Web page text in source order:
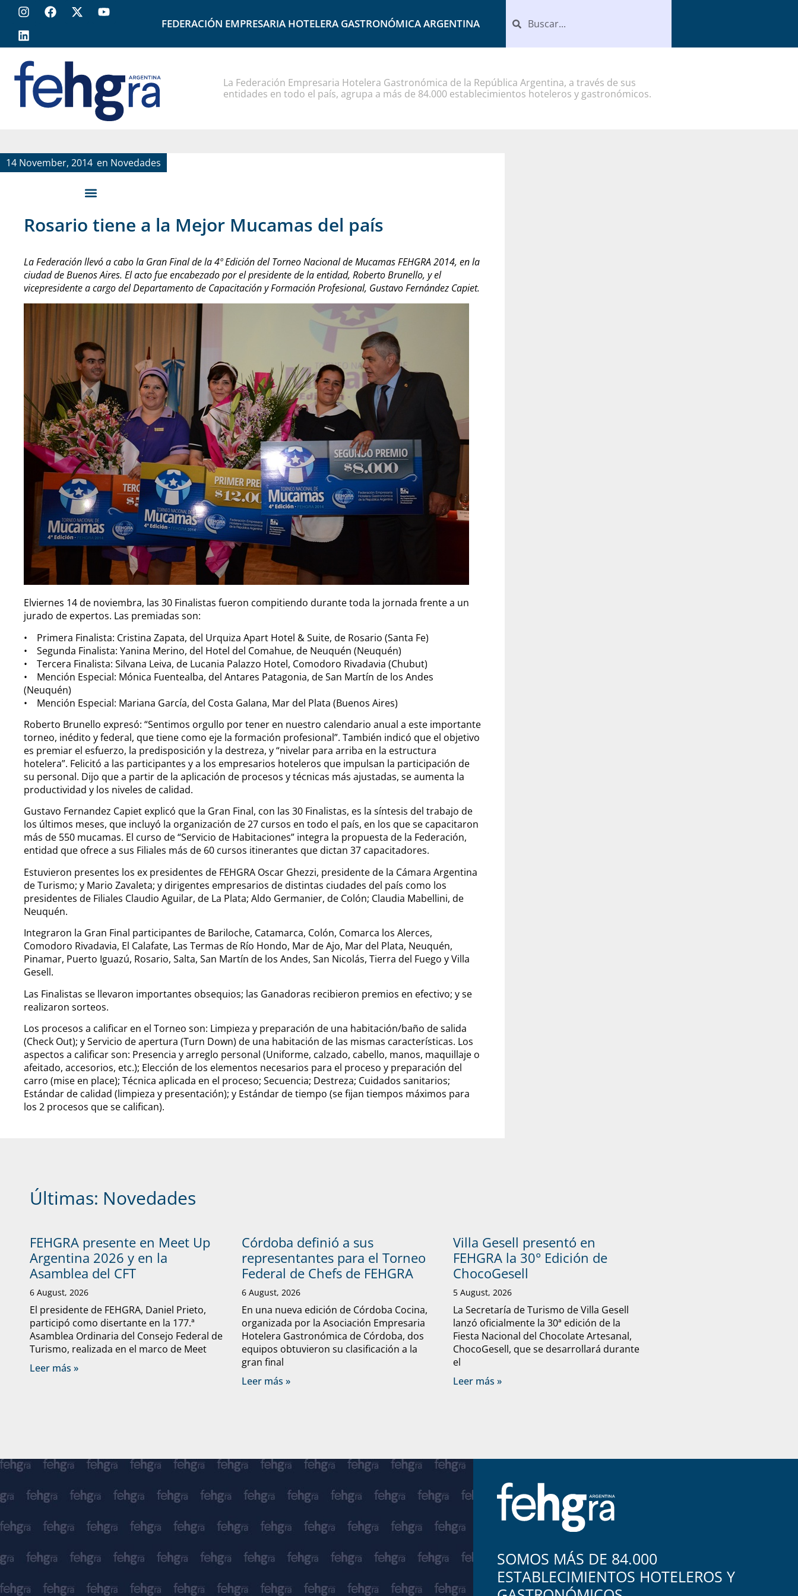
FEDERACIÓN EMPRESARIA HOTELERA GASTRONÓMICA ARGENTINA
La Federación Empresaria Hotelera Gastronómica de la República Argentina, a través de sus
entidades en todo el país, agrupa a más de 84.000 establecimientos hoteleros y gastronómicos.
14 November, 2014 en Novedades
Rosario tiene a la Mejor Mucamas del país
La Federación llevó a cabo la Gran Final de la 4º Edición del Torneo Nacional de Mucamas FEHGRA 2014, en la
ciudad de Buenos Aires. El acto fue encabezado por el presidente de la entidad, Roberto Brunello, y el
vicepresidente a cargo del Departamento de Capacitación y Formación Profesional, Gustavo Fernández Capiet.
Elviernes 14 de noviembra, las 30 Finalistas fueron compitiendo durante toda la jornada frente a un
jurado de expertos. Las premiadas son:
• Primera Finalista: Cristina Zapata, del Urquiza Apart Hotel & Suite, de Rosario (Santa Fe)
• Segunda Finalista: Yanina Merino, del Hotel del Comahue, de Neuquén (Neuquén)
• Tercera Finalista: Silvana Leiva, de Lucania Palazzo Hotel, Comodoro Rivadavia (Chubut)
• Mención Especial: Mónica Fuentealba, del Antares Patagonia, de San Martín de los Andes
(Neuquén)
• Mención Especial: Mariana García, del Costa Galana, Mar del Plata (Buenos Aires)
Roberto Brunello expresó: “Sentimos orgullo por tener en nuestro calendario anual a este importante
torneo, inédito y federal, que tiene como eje la formación profesional”. También indicó que el objetivo
es premiar el esfuerzo, la predisposición y la destreza, y “nivelar para arriba en la estructura
hotelera”. Felicitó a las participantes y a los empresarios hoteleros que impulsan la participación de
su personal. Dijo que a partir de la aplicación de procesos y técnicas más ajustadas, se aumenta la
productividad y los niveles de calidad.
Gustavo Fernandez Capiet explicó que la Gran Final, con las 30 Finalistas, es la síntesis del trabajo de
los últimos meses, que incluyó la organización de 27 cursos en todo el país, en los que se capacitaron
más de 550 mucamas. El curso de “Servicio de Habitaciones” integra la propuesta de la Federación,
entidad que ofrece a sus Filiales más de 60 cursos itinerantes que dictan 37 capacitadores.
Estuvieron presentes los ex presidentes de FEHGRA Oscar Ghezzi, presidente de la Cámara Argentina
de Turismo; y Mario Zavaleta; y dirigentes empresarios de distintas ciudades del país como los
presidentes de Filiales Claudio Aguilar, de La Plata; Aldo Germanier, de Colón; Claudia Mabellini, de
Neuquén.
Integraron la Gran Final participantes de Bariloche, Catamarca, Colón, Comarca los Alerces,
Comodoro Rivadavia, El Calafate, Las Termas de Río Hondo, Mar de Ajo, Mar del Plata, Neuquén,
Pinamar, Puerto Iguazú, Rosario, Salta, San Martín de los Andes, San Nicolás, Tierra del Fuego y Villa
Gesell.
Las Finalistas se llevaron importantes obsequios; las Ganadoras recibieron premios en efectivo; y se
realizaron sorteos.
Los procesos a calificar en el Torneo son: Limpieza y preparación de una habitación/baño de salida
(Check Out); y Servicio de apertura (Turn Down) de una habitación de las mismas características. Los
aspectos a calificar son: Presencia y arreglo personal (Uniforme, calzado, cabello, manos, maquillaje o
afeitado, accesorios, etc.); Elección de los elementos necesarios para el proceso y preparación del
carro (mise en place); Técnica aplicada en el proceso; Secuencia; Destreza; Cuidados sanitarios;
Estándar de calidad (limpieza y presentación); y Estándar de tiempo (se fijan tiempos máximos para
los 2 procesos que se califican).
Últimas: Novedades
FEHGRA presente en Meet Up
Argentina 2026 y en la
Asamblea del CFT
6 August, 2026
El presidente de FEHGRA, Daniel Prieto,
participó como disertante en la 177.ª
Asamblea Ordinaria del Consejo Federal de
Turismo, realizada en el marco de Meet
Leer más »
Córdoba definió a sus
representantes para el Torneo
Federal de Chefs de FEHGRA
6 August, 2026
En una nueva edición de Córdoba Cocina,
organizada por la Asociación Empresaria
Hotelera Gastronómica de Córdoba, dos
equipos obtuvieron su clasificación a la
gran final
Leer más »
Villa Gesell presentó en
FEHGRA la 30° Edición de
ChocoGesell
5 August, 2026
La Secretaría de Turismo de Villa Gesell
lanzó oficialmente la 30ª edición de la
Fiesta Nacional del Chocolate Artesanal,
ChocoGesell, que se desarrollará durante
el
Leer más »
SOMOS MÁS DE 84.000
ESTABLECIMIENTOS HOTELEROS Y